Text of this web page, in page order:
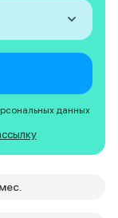
данных
мес.